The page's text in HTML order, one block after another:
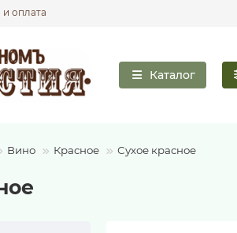
и оплата
Каталог
Вино Красное Сухое красное